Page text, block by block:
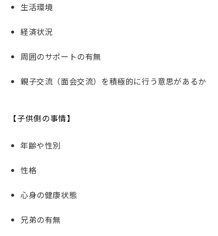
生活環境
経済状況
周囲のサポートの有無
親子交流（面会交流）を積極的に行う意思があるか
【子供側の事情】
年齢や性別
性格
心身の健康状態
兄弟の有無